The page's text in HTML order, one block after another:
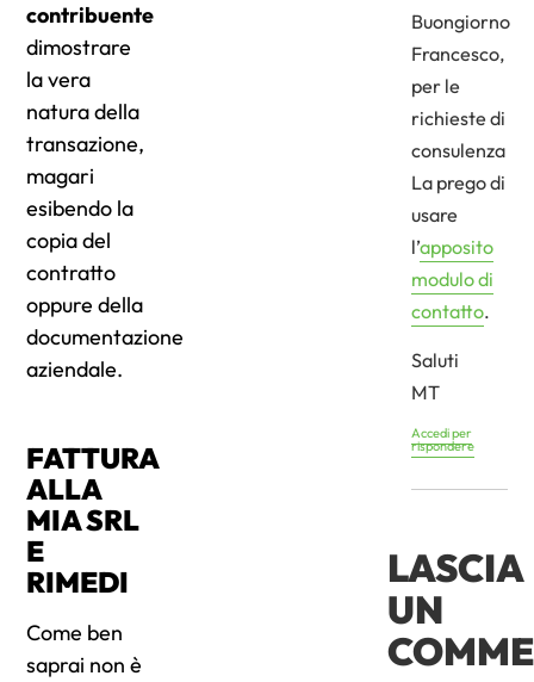
contribuente
dimostrare
la vera
natura della
transazione,
magari
esibendo la
copia del
contratto
oppure della
documentazione
aziendale.
FATTURA
ALLA
MIA SRL
E
RIMEDI
Come ben
saprai non è
Buongiorno
Francesco,
per le
richieste di
consulenza
La prego di
usare
l’apposito
modulo di
contatto.
Saluti
MT
Accedi per
rispondere
LASCIA
UN